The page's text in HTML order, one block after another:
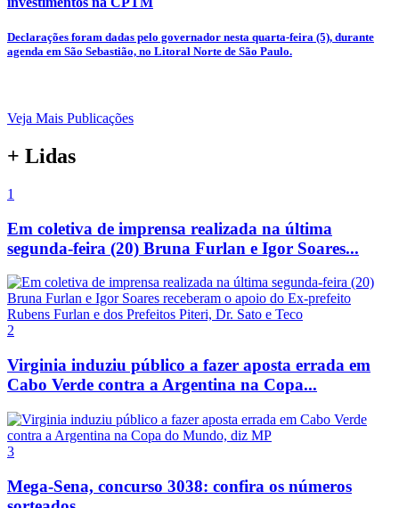
Declarações foram dadas pelo governador nesta quarta-feira (5), durante
agenda em São Sebastião, no Litoral Norte de São Paulo.
Veja Mais Publicações
+ Lidas
1
Em coletiva de imprensa realizada na última
segunda-feira (20) Bruna Furlan e Igor Soares...
2
Virginia induziu público a fazer aposta errada em
Cabo Verde contra a Argentina na Copa...
3
Mega-Sena, concurso 3038: confira os números